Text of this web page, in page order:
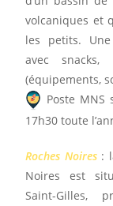
volcaniques et
les petits.
avec snacks,
(équipements,
Poste
17h30 toute
Roches Noires:
Noires est
Saint-